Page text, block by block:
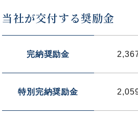
当社が交付する奨励金
完納奨励金
特別完納奨励金